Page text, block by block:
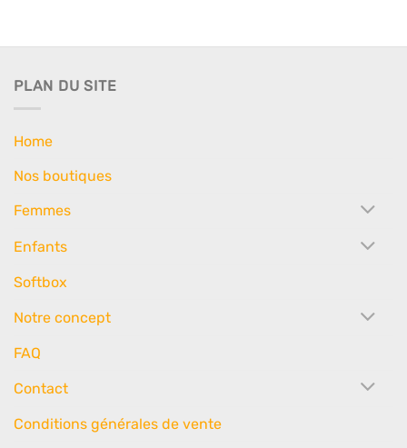
PLAN DU SITE
Home
Nos boutiques
Femmes
Enfants
Softbox
Notre concept
FAQ
Contact
Conditions générales de vente